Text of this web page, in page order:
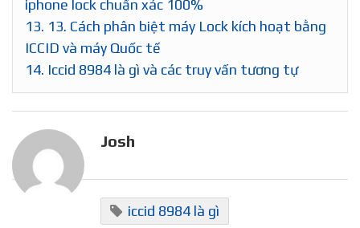
iphone lock chuẩn xác 100%
13. 13. Cách phân biệt máy Lock kích hoạt bằng
ICCID và máy Quốc tế
14. Iccid 8984 là gì và các truy vấn tương tự
Josh
iccid 8984 là gì